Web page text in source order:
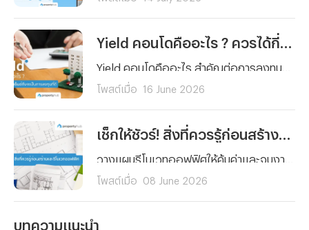
โพสต์เมื่อ 16 June 2026
โพสต์เมื่อ 08 June 2026
บทความแนะนำ